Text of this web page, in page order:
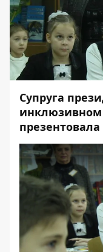
Супруга
инклюзивном